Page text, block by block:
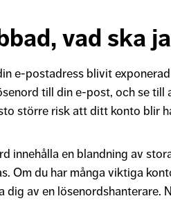
vad ska
e-postadress blivit
till din e-post, och se till
större risk att ditt konto blir
innehålla en blandning av
Om du har många viktiga
dig av en lösenordshanterare.